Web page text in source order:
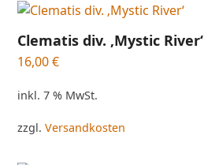
Clematis div. ‚Mystic River‘
16,00€
inkl. 7 % MwSt.
zzgl.Versandkosten